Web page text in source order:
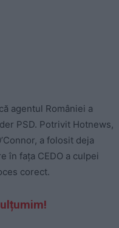
agentul României a
PSD. Potrivit Hotnews,
a folosit deja
în faţa CEDO a culpei
corect.